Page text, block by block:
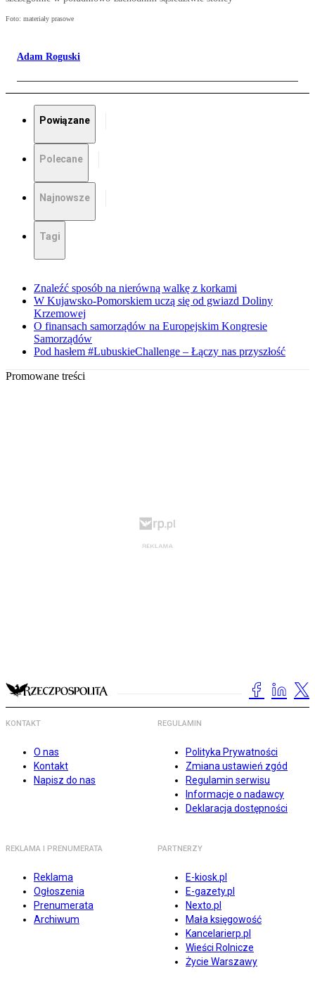
Foto: materiały prasowe
Adam Roguski
Powiązane
Polecane
Najnowsze
Tagi
Znaleźć sposób na nierówną walkę z korkami
W Kujawsko-Pomorskiem uczą się od gwiazd Doliny
Krzemowej
O finansach samorządów na Europejskim Kongresie
Samorządów
Pod hasłem #LubuskieChallenge – Łączy nas przyszłość
Promowane treści
KONTAKT
O nas
Kontakt
Napisz do nas
REGULAMIN
Polityka Prywatności
Zmiana ustawień zgód
Regulamin serwisu
Informacje o nadawcy
Deklaracja dostępności
REKLAMA I PRENUMERATA
Reklama
Ogłoszenia
Prenumerata
Archiwum
PARTNERZY
E-kiosk.pl
E-gazety.pl
Nexto.pl
Mała księgowość
Kancelarierp.pl
Wieści Rolnicze
Życie Warszawy